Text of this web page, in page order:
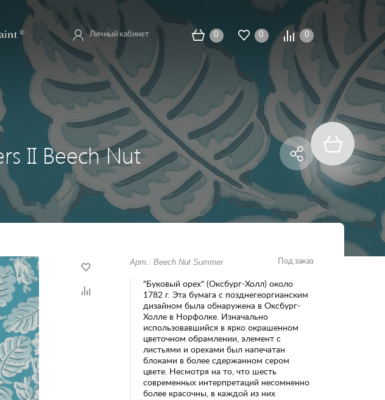
Личный кабинет 0 0 0
II Beech Nut
Арт.: Beech Nut Summer Под заказ
"Буковый орех" (Оксбург-Холл) около
1782 г. Эта бумага с позднегеоргианским
дизайном была обнаружена в Оксбург-
Холле в Норфолке. Изначально
использовавшийся в ярко окрашенном
цветочном обрамлении, элемент с
листьями и орехами был напечатан
блоками в более сдержанном сером
цвете. Несмотря на то, что шесть
современных интерпретаций несомненно
более красочны, в каждой из них